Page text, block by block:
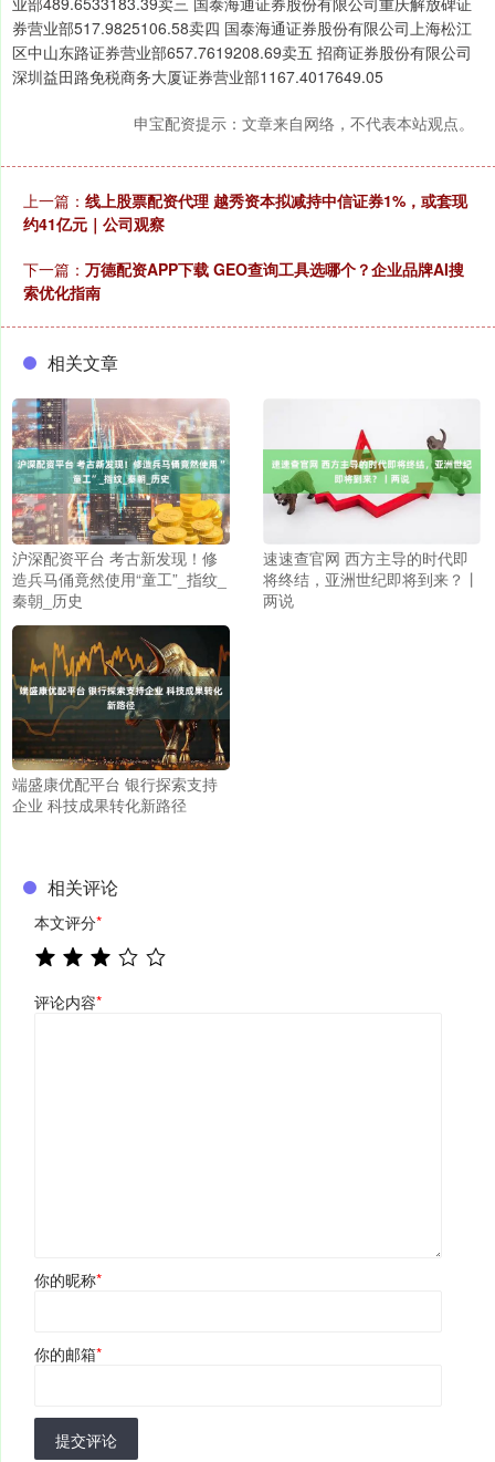
券营业部517.9825106.58卖四 国泰海通证券股份有限公司上海松江
区中山东路证券营业部657.7619208.69卖五 招商证券股份有限公司
深圳益田路免税商务大厦证券营业部1167.4017649.05
申宝配资提示：文章来自网络，不代表本站观点。
上一篇： 线上股票配资代理 越秀资本拟减持中信证券1%，或套现
约41亿元｜公司观察
下一篇： 万德配资APP下载 GEO查询工具选哪个？企业品牌AI搜
索优化指南
相关文章
沪深配资平台 考古新发现！修
造兵马俑竟然使用“童工”_指纹_
秦朝_历史
速速查官网 西方主导的时代即
将终结，亚洲世纪即将到来？丨
两说
端盛康优配平台 银行探索支持
企业 科技成果转化新路径
相关评论
本文评分*
评论内容*
你的昵称*
你的邮箱*
提交评论